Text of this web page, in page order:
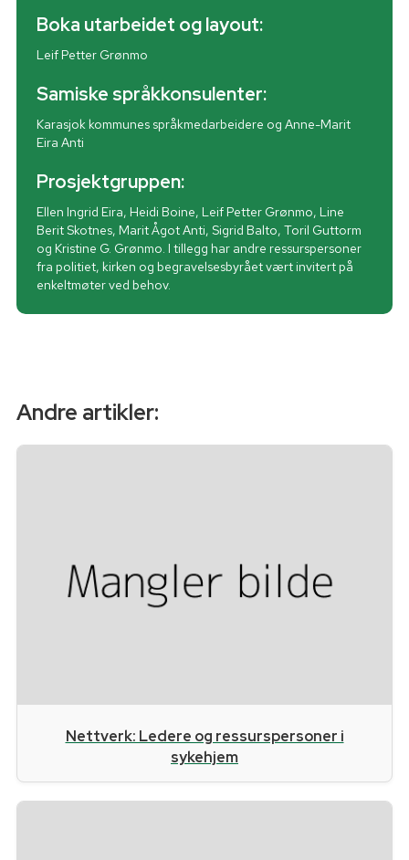
Boka utarbeidet og layout:
Leif Petter Grønmo
Samiske språkkonsulenter:
Karasjok kommunes språkmedarbeidere og Anne-Marit
Eira Anti
Prosjektgruppen:
Ellen Ingrid Eira, Heidi Boine, Leif Petter Grønmo, Line
Berit Skotnes, Marit Ågot Anti, Sigrid Balto, Toril Guttorm
og Kristine G. Grønmo. I tillegg har andre ressurspersoner
fra politiet, kirken og begravelsesbyrået vært invitert på
enkeltmøter ved behov.
Andre artikler:
Nettverk: Ledere og ressurspersoner i
sykehjem